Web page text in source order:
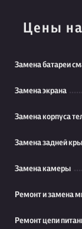
Цены
Замена батареи
Замена экрана
Замена корпуса
Замена задней
Замена камеры
Ремонт и замена
Ремонт цепи